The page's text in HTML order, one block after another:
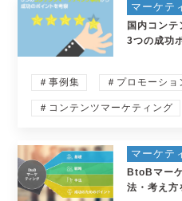
マーケテ
国内コンテ
3つの成功
＃事例集 ＃プロモーショ
＃コンテンツマーケティング
マーケテ
BtoBマー
法・考え方